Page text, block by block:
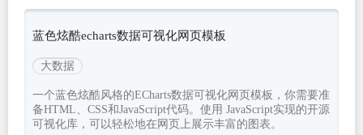
蓝色炫酷echarts数据可视化网页模板
大数据
一个蓝色炫酷风格的ECharts数据可视化网页模板，你需要准
备HTML、CSS和JavaScript代码。使用 JavaScript实现的开源
可视化库，可以轻松地在网页上展示丰富的图表。